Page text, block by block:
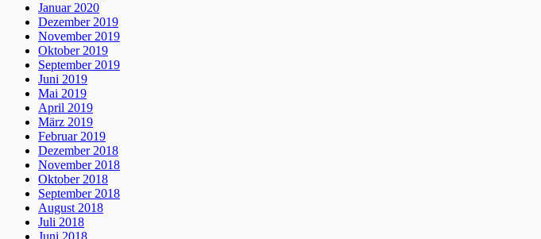
Januar 2020
Dezember 2019
November 2019
Oktober 2019
September 2019
Juni 2019
Mai 2019
April 2019
März 2019
Februar 2019
Dezember 2018
November 2018
Oktober 2018
September 2018
August 2018
Juli 2018
Juni 2018